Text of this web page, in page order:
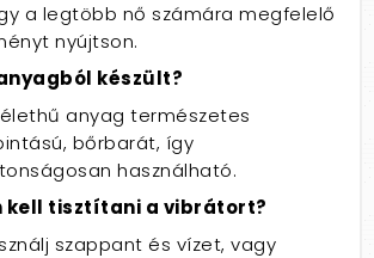
a legtöbb nő számára megfelelő
nyújtson.
készült?
anyag természetes
bőrbarát, így
használható.
kell tisztítani a vibrátort?
szappant és vízet, vagy